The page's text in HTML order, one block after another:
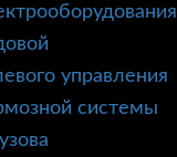
управления
системы